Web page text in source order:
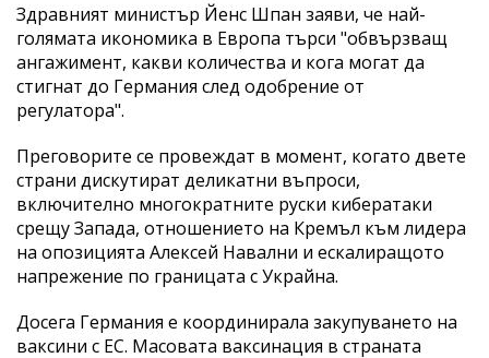
Здравният министър Йенс Шпан заяви, че най-
голямата икономика в Европа търси "обвързващ
ангажимент, какви количества и кога могат да
стигнат до Германия след одобрение от
регулатора".
Преговорите се провеждат в момент, когато двете
страни дискутират деликатни въпроси,
включително многократните руски кибератаки
срещу Запада, отношението на Кремъл към лидера
на опозицията Алексей Навални и ескалиращото
напрежение по границата с Украйна.
Досега Германия е координирала закупуването на
ваксини с ЕС. Масовата ваксинация в страната